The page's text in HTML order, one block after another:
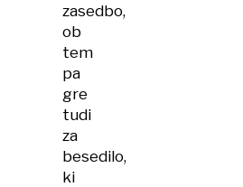
zasedbo,
ob
tem
pa
gre
tudi
za
besedilo,
ki